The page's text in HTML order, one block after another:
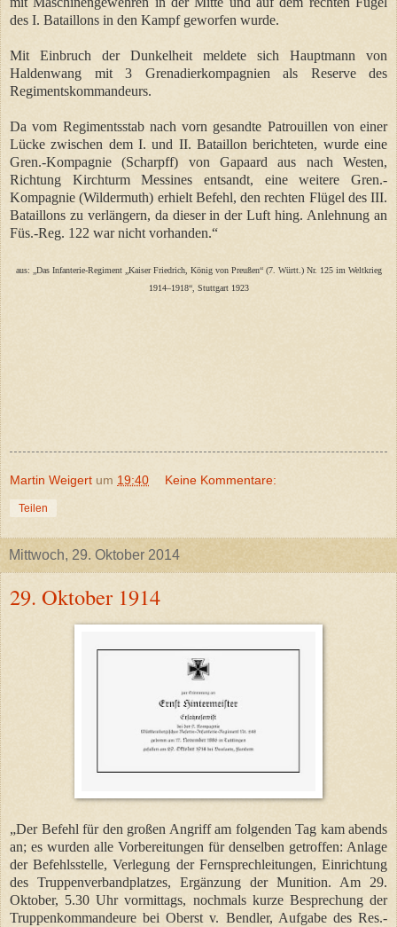
des I. Bataillons in den Kampf geworfen wurde.
Mit Einbruch der Dunkelheit meldete sich Hauptmann von
Haldenwang mit 3 Grenadierkompagnien als Reserve des
Regimentskommandeurs.
Da vom Regimentsstab nach vorn gesandte Patrouillen von einer
Lücke zwischen dem I. und II. Bataillon berichteten, wurde eine
Gren.-Kompagnie (Scharpff) von Gapaard aus nach Westen,
Richtung Kirchturm Messines entsandt, eine weitere Gren.-
Kompagnie (Wildermuth) erhielt Befehl, den rechten Flügel des III.
Bataillons zu verlängern, da dieser in der Luft hing. Anlehnung an
Füs.-Reg. 122 war nicht vorhanden.“
aus: „Das Infanterie-Regiment „Kaiser Friedrich, König von Preußen“ (7. Württ.) Nr. 125 im Weltkrieg
1914–1918“, Stuttgart 1923
Martin Weigert um 19:40 Keine Kommentare:
Teilen
Mittwoch, 29. Oktober 2014
29. Oktober 1914
„Der Befehl für den großen Angriff am folgenden Tag kam abends
an; es wurden alle Vorbereitungen für denselben getroffen: Anlage
der Befehlsstelle, Verlegung der Fernsprechleitungen, Einrichtung
des Truppenverbandplatzes, Ergänzung der Munition. Am 29.
Oktober, 5.30 Uhr vormittags, nochmals kurze Besprechung der
Truppenkommandeure bei Oberst v. Bendler, Aufgabe des Res.-